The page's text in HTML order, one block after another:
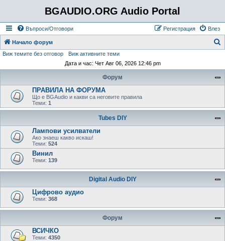
BGAUDIO.ORG Audio Portal
Въпроси/Отговори Влез
Регистрация
Начало форум
Виж темите без отговор
Виж активните теми
Дата и час: Чет Авг 06, 2026 12:46 pm
Форум
ПРАВИЛА НА ФОРУМА
Що е BGAudio и какви са неговите правила
Теми: 1
Tubes DIY
Лампови усилватели
Ако знаеш какво искаш!
Теми: 524
Винил
Теми: 139
Digital Audio DIY
Цифрово аудио
Теми: 368
Форум
ВСИЧКО
Теми: 4350